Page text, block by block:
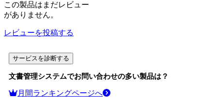
この製品はまだレビュー
がありません。
レビューを投稿する
サービスを診断する
文書管理システムでお問い合わせの多い製品は？
月間ランキングページへ